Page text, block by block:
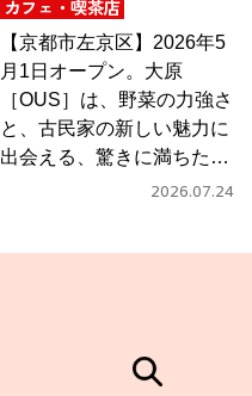
カフェ・喫茶店
【京都市左京区】2026年5
月1日オープン。大原
［OUS］は、野菜の力強さ
と、古民家の新しい魅力に
出会える、驚きに満ちたカ
2026.07.24